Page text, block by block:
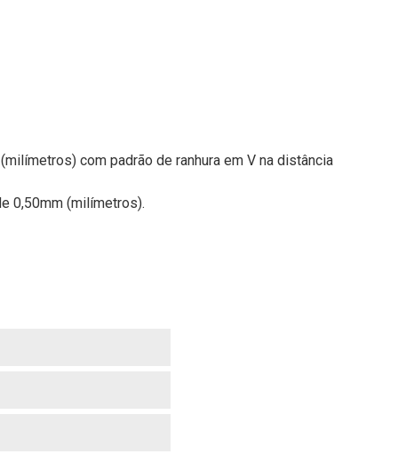
com padrão de ranhura em V na distância
0,50mm (milímetros).